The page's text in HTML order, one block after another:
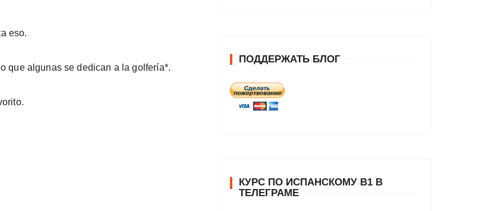
eso.
que algunas se dedican a la golfería*.
ПОДДЕРЖАТЬ БЛОГ
КУРС ПО ИСПАНСКОМУ В1 В
ТЕЛЕГРАМЕ